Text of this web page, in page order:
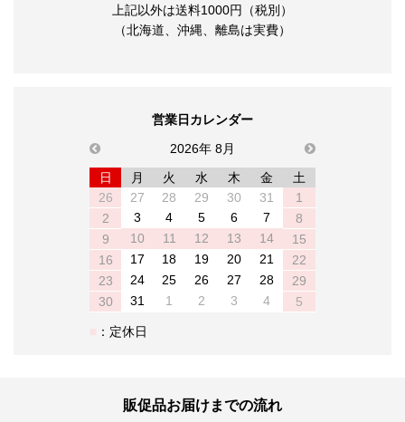
上記以外は送料1000円（税別）
（北海道、沖縄、離島は実費）
営業日カレンダー
previous
2026年 8月
next
日
月 火 水 木 金
土
26
27 28 29 30 31
1
2
3 4 5 6 7
8
9
10 11 12 13 14
15
16
17 18 19 20 21
22
23
24 25 26 27 28
29
30
31 1 2 3 4 5
：定休日
販促品お届けまでの流れ